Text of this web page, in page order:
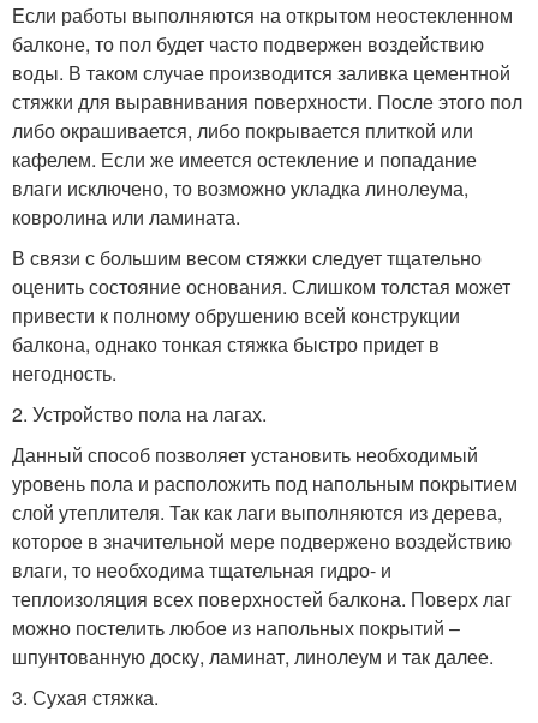
Если работы выполняются на открытом неостекленном
балконе, то пол будет часто подвержен воздействию
воды. В таком случае производится заливка цементной
стяжки для выравнивания поверхности. После этого пол
либо окрашивается, либо покрывается плиткой или
кафелем. Если же имеется остекление и попадание
влаги исключено, то возможно укладка линолеума,
ковролина или ламината.
В связи с большим весом стяжки следует тщательно
оценить состояние основания. Слишком толстая может
привести к полному обрушению всей конструкции
балкона, однако тонкая стяжка быстро придет в
негодность.
2. Устройство пола на лагах.
Данный способ позволяет установить необходимый
уровень пола и расположить под напольным покрытием
слой утеплителя. Так как лаги выполняются из дерева,
которое в значительной мере подвержено воздействию
влаги, то необходима тщательная гидро- и
теплоизоляция всех поверхностей балкона. Поверх лаг
можно постелить любое из напольных покрытий –
шпунтованную доску, ламинат, линолеум и так далее.
3. Сухая стяжка.